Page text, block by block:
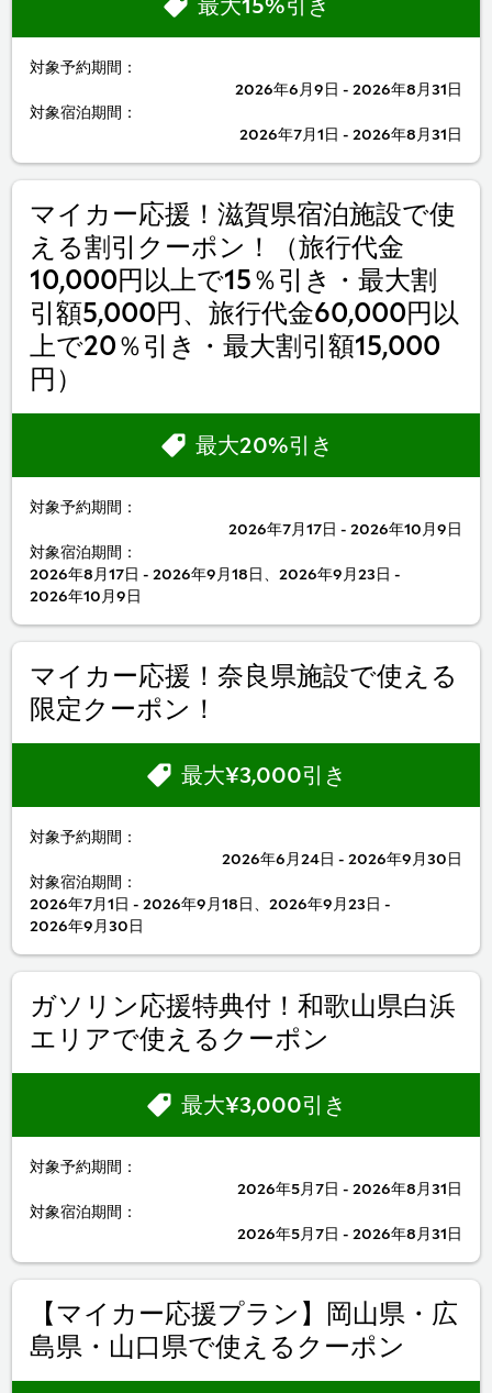
対象予約期間：
2026年6月9日 - 2026年8月31日
対象宿泊期間：
2026年7月1日 - 2026年8月31日
最大15%引き
対象予約期間：
2026年7月17日 - 2026年10月9日
対象宿泊期間：
2026年8月17日 - 2026年9月18日、2026年9月23日 -
2026年10月9日
最大20%引き
マイカー応援！滋賀県宿泊施設で使
える割引クーポン！（旅行代金
10,000円以上で15％引き・最大割
引額5,000円、旅行代金60,000円以
上で20％引き・最大割引額15,000
円）
対象予約期間：
2026年6月24日 - 2026年9月30日
対象宿泊期間：
2026年7月1日 - 2026年9月18日、2026年9月23日 -
2026年9月30日
最大¥3,000引き
マイカー応援！奈良県施設で使える
限定クーポン！
対象予約期間：
2026年5月7日 - 2026年8月31日
対象宿泊期間：
2026年5月7日 - 2026年8月31日
最大¥3,000引き
ガソリン応援特典付！和歌山県白浜
エリアで使えるクーポン
【マイカー応援プラン】岡山県・広
島県・山口県で使えるクーポン